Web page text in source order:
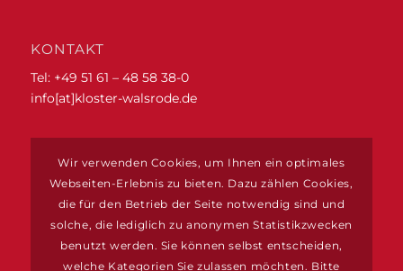
KONTAKT
Tel: +49 51 61 – 48 58 38-0
info[at]kloster-walsrode.de
ZIMMERRESERVIERUNGEN
www.vogelpark-region.de
Wir verwenden Cookies, um Ihnen ein optimales
Webseiten-Erlebnis zu bieten. Dazu zählen Cookies,
die für den Betrieb der Seite notwendig sind und
solche, die lediglich zu anonymen Statistikzwecken
benutzt werden. Sie können selbst entscheiden,
welche Kategorien Sie zulassen möchten. Bitte